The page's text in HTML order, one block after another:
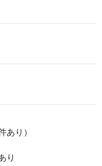
あり）
り